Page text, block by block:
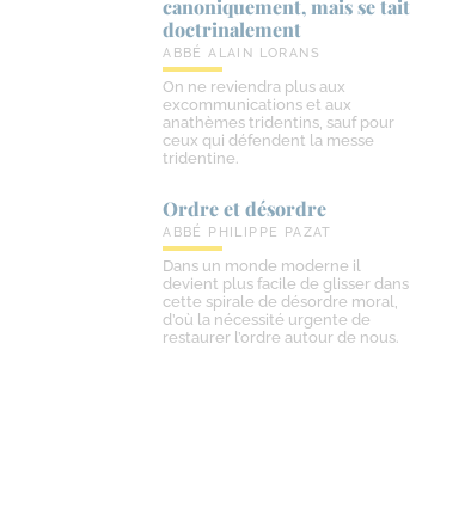
canoniquement, mais se tait
doctrinalement
ABBÉ ALAIN LORANS
On ne reviendra plus aux
excommunications et aux
anathèmes tridentins, sauf pour
ceux qui défendent la messe
tridentine.
Ordre et désordre
ABBÉ PHILIPPE PAZAT
Dans un monde moderne il
devient plus facile de glisser dans
cette spirale de désordre moral,
d’où la nécessité urgente de
restaurer l’ordre autour de nous.